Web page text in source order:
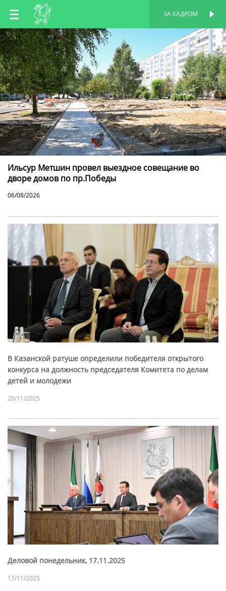
RU
EN
TT
ЗА КАДРОМ
Ильсур Метшин провел выездное совещание во
дворе домов по пр.Победы
06/08/2026
В Казанской ратуше определили победителя открытого
конкурса на должность председателя Комитета по делам
детей и молодежи
20/11/2025
Деловой понедельник, 17.11.2025
17/11/2025
ПЕРСОНАЛЬНАЯ
СТРАНИЦА